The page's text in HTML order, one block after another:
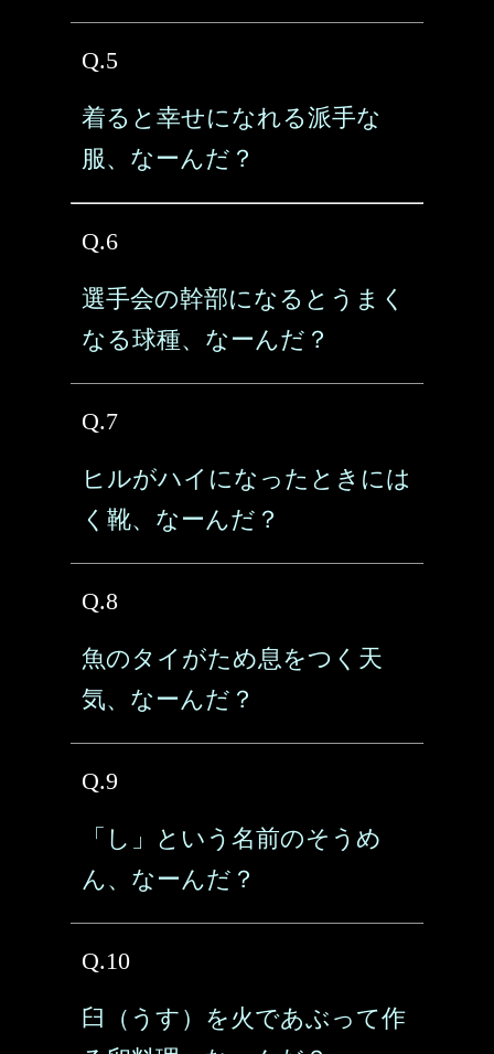
Q.5
着ると幸せになれる派手な
服、なーんだ？
Q.6
選手会の幹部になるとうまく
なる球種、なーんだ？
Q.7
ヒルがハイになったときには
く靴、なーんだ？
Q.8
魚のタイがため息をつく天
気、なーんだ？
Q.9
「し」という名前のそうめ
ん、なーんだ？
Q.10
臼（うす）を火であぶって作